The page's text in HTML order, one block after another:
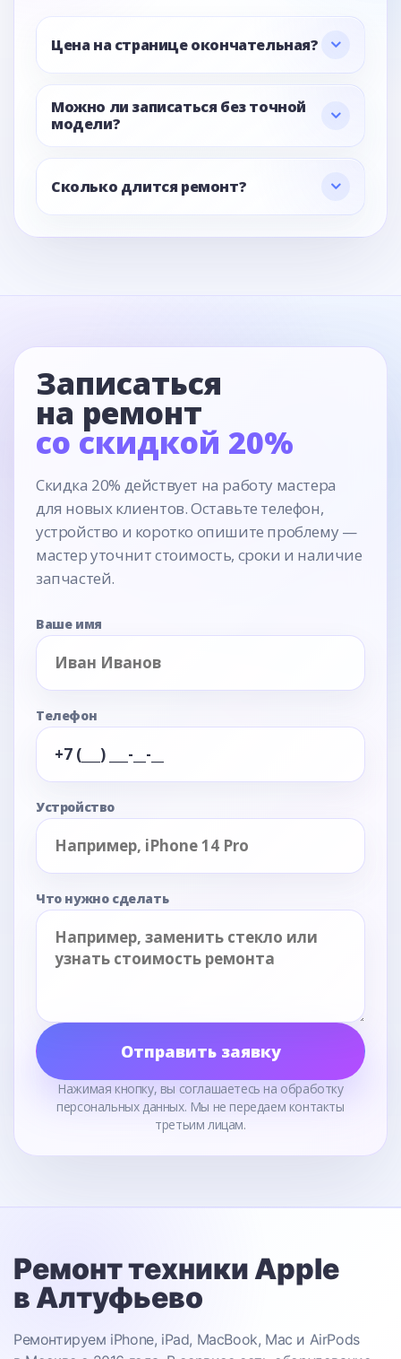
Цена на странице окончательная?
Можно ли записаться без точной
модели?
Сколько длится ремонт?
Записаться
на ремонт
со скидкой 20%
Скидка 20% действует на работу мастера
для новых клиентов. Оставьте телефон,
устройство и коротко опишите проблему —
мастер уточнит стоимость, сроки и наличие
запчастей.
Ваше имя
Телефон
Устройство
Что нужно сделать
Отправить заявку
Нажимая кнопку, вы соглашаетесь на обработку
персональных данных. Мы не передаем контакты
третьим лицам.
Ремонт техники Apple
в Алтуфьево
Ремонтируем iPhone, iPad, MacBook, Mac и AirPods